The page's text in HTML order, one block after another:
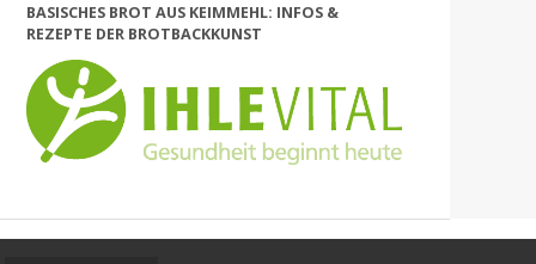
BASISCHES BROT AUS KEIMMEHL: INFOS &
REZEPTE DER BROTBACKKUNST